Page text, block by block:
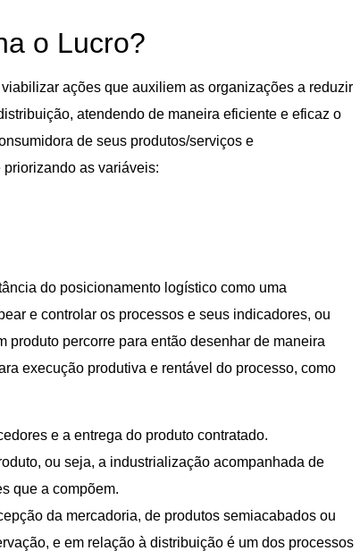
o Lucro?
ações que auxiliem as organizações a reduzir
atendendo de maneira eficiente e eficaz o
de seus produtos/serviços e
priorizando as variáveis:
do posicionamento logístico como uma
e controlar os processos e seus indicadores, ou
produto percorre para então desenhar de maneira
execução produtiva e rentável do processo, como
e a entrega do produto contratado.
ou seja, a industrialização acompanhada de
que a compõem.
da mercadoria, de produtos semiacabados ou
e em relação à distribuição é um dos processos